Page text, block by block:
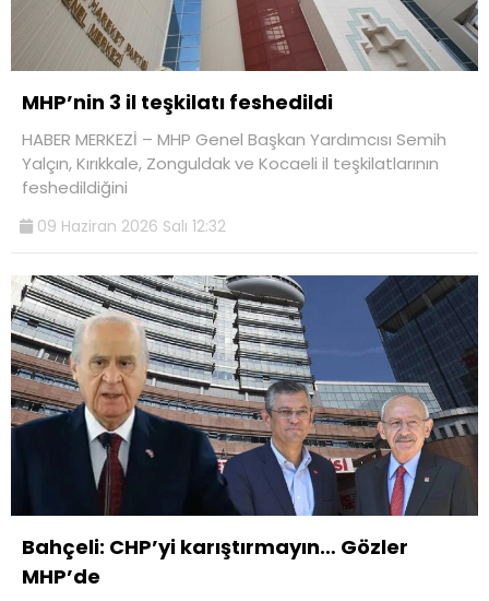
MHP’nin 3 il teşkilatı feshedildi
HABER MERKEZİ – MHP Genel Başkan Yardımcısı Semih
Yalçın, Kırıkkale, Zonguldak ve Kocaeli il teşkilatlarının
feshedildiğini
09 Haziran 2026 Salı 12:32
Bahçeli: CHP’yi karıştırmayın… Gözler
MHP’de